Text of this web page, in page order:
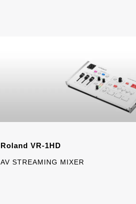
Roland VR-1HD
AV STREAMING MIXER